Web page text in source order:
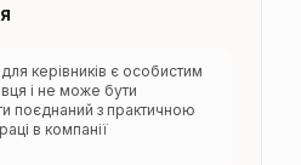
керівників є особистим
і не може бути
поєднаний з практичною
в компанії